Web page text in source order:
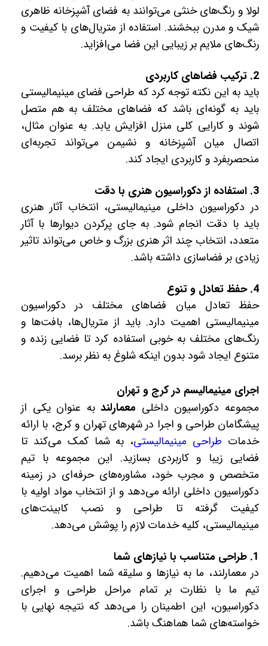
لولا و رنگ‌های خنثی می‌توانند به فضای آشپزخانه ظاهری
شیک و مدرن ببخشند. استفاده از متریال‌های با کیفیت و
رنگ‌های ملایم بر زیبایی این فضا می‌افزاید.
2. ترکیب فضاهای کاربردی
باید به این نکته توجه کرد که طراحی فضای مینیمالیستی
باید به گونه‌ای باشد که فضاهای مختلف به هم متصل
شوند و کارایی کلی منزل افزایش یابد. به عنوان مثال،
اتصال میان آشپزخانه و نشیمن می‌تواند تجربه‌ای
منحصربفرد و کاربردی ایجاد کند.
3. استفاده از دکوراسیون هنری با دقت
در دکوراسیون داخلی مینیمالیستی، انتخاب آثار هنری
باید با دقت انجام شود. به جای پرکردن دیوارها با آثار
متعدد، انتخاب چند اثر هنری بزرگ و خاص می‌تواند تاثیر
زیادی بر فضاسازی داشته باشد.
4. حفظ تعادل و تنوع
حفظ تعادل میان فضاهای مختلف در دکوراسیون
مینیمالیستی اهمیت دارد. باید از متریال‌ها، بافت‌ها و
رنگ‌های مختلف به خوبی استفاده کرد تا فضایی زنده و
متنوع ایجاد شود بدون اینکه شلوغ به نظر برسد.
اجرای مینیمالیسم در کرج و تهران
مجموعه دکوراسیون داخلی معمارلندبه عنوان یکی از
پیشگامان طراحی و اجرا در شهرهای تهران و کرج، با ارائه
خدمات طراحی مینیمالیستی، به شما کمک می‌کند تا
فضایی زیبا و کاربردی بسازید. این مجموعه با تیم
متخصص و مجرب خود، مشاوره‌های حرفه‌ای در زمینه
دکوراسیون داخلی ارائه می‌دهد و از انتخاب مواد اولیه با
کیفیت گرفته تا طراحی و نصب کابینت‌های
مینیمالیستی، کلیه خدمات لازم را پوشش می‌دهد.
1. طراحی متناسب با نیازهای شما
در معمارلند، ما به نیازها و سلیقه شما اهمیت می‌دهیم.
تیم ما با نظارت بر تمام مراحل طراحی و اجرای
دکوراسیون، این اطمینان را می‌دهد که نتیجه نهایی با
خواسته‌های شما هماهنگ باشد.